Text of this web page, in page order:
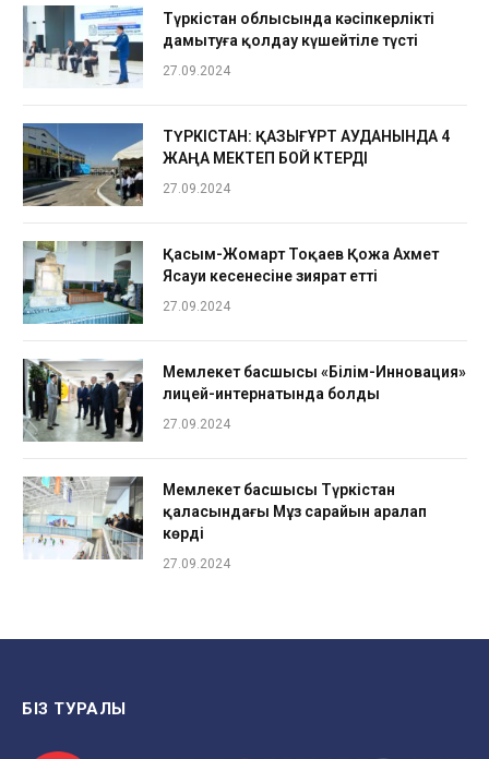
Түркістан облысында кәсіпкерлікті
дамытуға қолдау күшейтіле түсті
27.09.2024
ТҮРКІСТАН: ҚАЗЫҒҰРТ АУДАНЫНДА 4
ЖАҢА МЕКТЕП БОЙ КӨТЕРДІ
27.09.2024
Қасым-Жомарт Тоқаев Қожа Ахмет
Ясауи кесенесіне зиярат етті
27.09.2024
Мемлекет басшысы «Білім-Инновация»
лицей-интернатында болды
27.09.2024
Мемлекет басшысы Түркістан
қаласындағы Мұз сарайын аралап
көрді
27.09.2024
БІЗ ТУРАЛЫ